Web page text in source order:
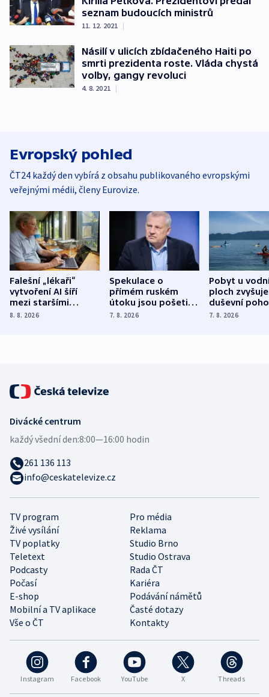
seznam budoucích ministrů
11. 12. 2021 |
Násilí v ulicích zbídačeného Haiti po
smrti prezidenta roste. Vláda chystá
volby, gangy revoluci
4. 8. 2021 |
Evropský pohled
ČT24 každý den vybírá z obsahu publikovaného evropskými
veřejnými médii, členy Eurovize.
Falešní „lékaři“
vytvoření AI šíří
mezi staršími
Poláky nebezpečné
8. 8. 2026
Spekulace o
přímém ruském
útoku jsou pošetilé,
míní estonský
7. 8. 2026
Pobyt u
ploch zvyšuje
duševní
ukázala
7. 8. 2026
Instagram Facebook YouTube X Threads
TV program
Pro média
Živé vysílání
Reklama
TV poplatky
Studio Brno
Teletext
Studio Ostrava
Podcasty
Rada ČT
Počasí
Kariéra
E-shop
Podávání námětů
Mobilní a TV aplikace
Časté dotazy
Vše o ČT
Kontakty
Divácké centrum
každý všední den:8:00—16:00 hodin
261 136 113
info@ceskatelevize.cz